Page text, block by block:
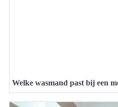
Welke wasmand past bij een